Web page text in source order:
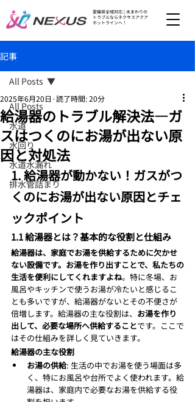
愛媛県全域対応 | 水まわりの
トラブルならネクサスアクア
ホットラインへ！
記事
All Posts
水道
水回り
水道水漏れ
排水管詰まり
All Posts
給湯器のトラブル解決法—ガ
スはつくのにお湯が出ない原
因と対処法
2025年6月20日 読了時間: 20分
1. 給湯器が動かない！ガスがつ
くのにお湯が出ない原因とチェ
ックポイント
1.1 給湯器とは？基本的な役割と仕組み
給湯器は、家庭でお湯を供給するために欠かせ
ない設備です。お湯を作り出すことで、私たちの
生活を便利にしてくれますよね。特に冬場、お
風呂やキッチンで使うお湯が冷たいと感じるこ
とも多いですが、給湯器がないとその不便さが
倍増します。給湯器の主な役割は、 お湯を作り
出して、必要な場所へ供給することです。ここで
はその仕組みを詳しく見ていきます。
給湯器の主な役割
お湯の供給: 生活の中でお湯を使う場面は多
く、特にお風呂や台所でよく使われます。給
湯器は、家庭内で必要なお湯を供給する役